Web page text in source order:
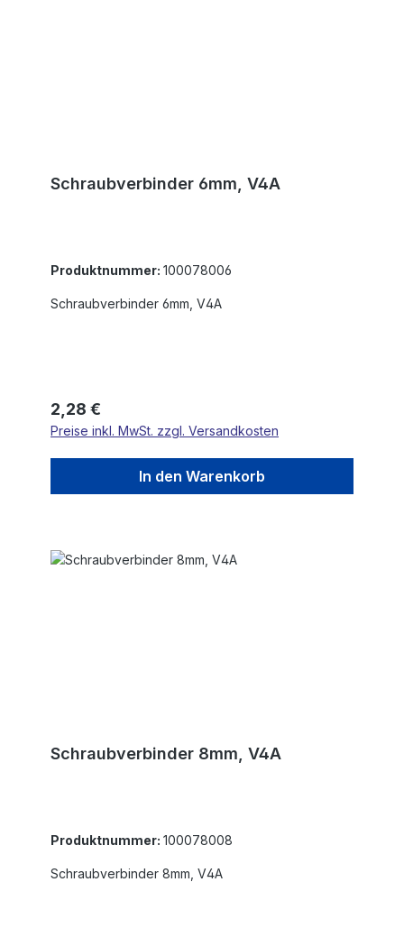
Schraubverbinder 6mm, V4A
Produktnummer: 100078006
Schraubverbinder 6mm, V4A
Regulärer Preis:
2,28 €
Preise inkl. MwSt. zzgl. Versandkosten
In den Warenkorb
Schraubverbinder 8mm, V4A
Produktnummer: 100078008
Schraubverbinder 8mm, V4A